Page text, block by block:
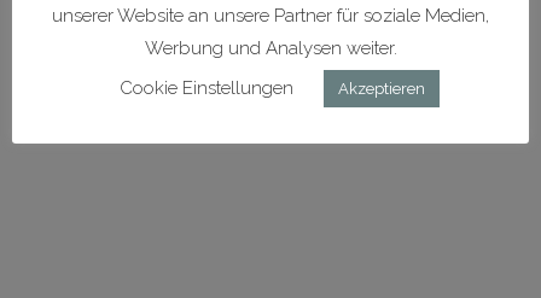
unserer Website an unsere Partner für soziale Medien,
Werbung und Analysen weiter.
Cookie Einstellungen
Akzeptieren